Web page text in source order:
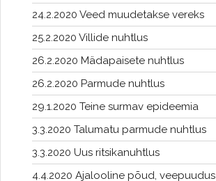
24.2.2020 Veed muudetakse vereks
25.2.2020 Villide nuhtlus
26.2.2020 Mädapaisete nuhtlus
26.2.2020 Parmude nuhtlus
29.1.2020 Teine surmav epideemia
3.3.2020 Talumatu parmude nuhtlus
3.3.2020 Uus ritsikanuhtlus
4.4.2020 Ajalooline põud, veepuudus